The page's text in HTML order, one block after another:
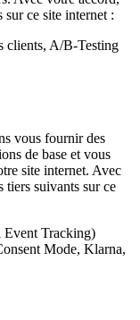
sur ce site internet :
clients, A/B-Testing
vous fournir des
de base et vous
site internet. Avec
tiers suivants sur ce
Event Tracking)
Mode, Klarna,